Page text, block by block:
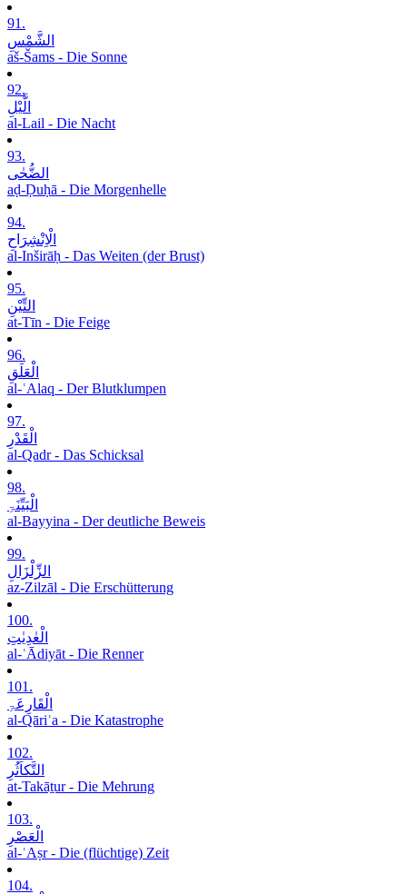
91.
الشَّمْسِ
aš-Šams - Die Sonne
92.
الَّیْلِ
al-Lail - Die Nacht
93.
الضُّحٰی
aḍ-Ḍuḥā - Die Morgenhelle
94.
الْاِنْشِرَاحِ
al-Inširāḥ - Das Weiten (der Brust)
95.
التِّیْنِ
at-Tīn - Die Feige
96.
الْعَلَقِ
al-ʿAlaq - Der Blutklumpen
97.
الْقَدْرِ
al-Qadr - Das Schicksal
98.
الْبَیِّنَۃِ
al-Bayyina - Der deutliche Beweis
99.
الزِّلْزَالِ
az-Zilzāl - Die Erschütterung
100.
الْعٰدِیٰتِ
al-ʿĀdiyāt - Die Renner
101.
الْقَارِعَۃِ
al-Qāriʿa - Die Katastrophe
102.
التَّکاَثُرِ
at-Takāṯur - Die Mehrung
103.
الْعَصْرِ
al-ʿAṣr - Die (flüchtige) Zeit
104.